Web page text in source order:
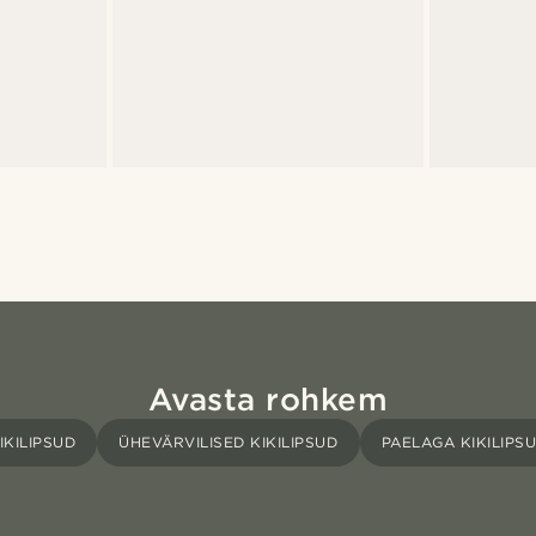
Avasta rohkem
ÜHEVÄRVILISED KIKILIPSUD PAELAGA